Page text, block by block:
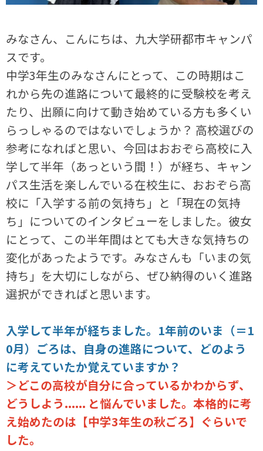
みなさん、こんにちは、九大学研都市キャンパ
スです。
中学3年生のみなさんにとって、この時期はこ
れから先の進路について最終的に受験校を考え
たり、出願に向けて動き始めている方も多くい
らっしゃるのではないでしょうか？ 高校選びの
参考になればと思い、今回はおおぞら高校に入
学して半年（あっという間！）が経ち、キャン
パス生活を楽しんでいる在校生に、おおぞら高
校に「入学する前の気持ち」と「現在の気持
ち」についてのインタビューをしました。彼女
にとって、この半年間はとても大きな気持ちの
変化があったようです。みなさんも「いまの気
持ち」を大切にしながら、ぜひ納得のいく進路
選択ができればと思います。
入学して半年が経ちました。1年前のいま（＝1
0月）ごろは、自身の進路について、どのよう
に考えていたか覚えていますか？
＞どこの高校が自分に合っているかわからず、
どうしよう...... と悩んでいました。本格的に考
え始めたのは【中学3年生の秋ごろ】ぐらいで
した。